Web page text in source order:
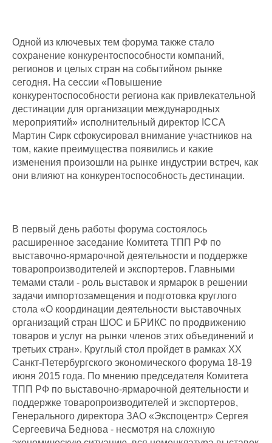
Одной из ключевых тем форума также стало
сохранение конкурентоспособности компаний,
регионов и целых стран на событийном рынке
сегодня. На сессии «Повышение
конкурентоспособности региона как привлекательной
дестинации для организации международных
мероприятий» исполнительный директор ICCA
Мартин Сирк сфокусировал внимание участников на
том, какие преимущества появились и какие
изменения произошли на рынке индустрии встреч, как
они влияют на конкурентоспособность дестинации.
В первый день работы форума состоялось
расширенное заседание Комитета ТПП РФ по
выставочно-ярмарочной деятельности и поддержке
товаропроизводителей и экспортеров. Главными
темами стали - роль выставок и ярмарок в решении
задачи импортозамещения и подготовка круглого
стола «О координации деятельности выставочных
организаций стран ШОС и БРИКС по продвижению
товаров и услуг на рынки членов этих объединений и
третьих стран». Круглый стол пройдет в рамках XX
Санкт-Петербургского экономического форума 18-19
июня 2015 года. По мнению председателя Комитета
ТПП РФ по выставочно-ярмарочной деятельности и
поддержке товаропроизводителей и экспортеров,
Генерального директора ЗАО «Экспоцентр» Сергея
Сергеевича Беднова - несмотря на сложную